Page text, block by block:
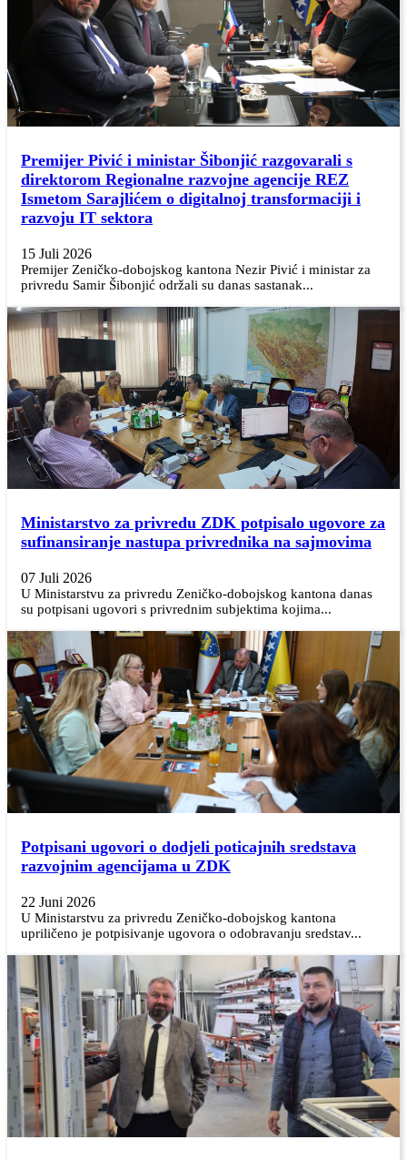
Premijer Pivić i ministar Šibonjić razgovarali s
direktorom Regionalne razvojne agencije REZ
Ismetom Sarajlićem o digitalnoj transformaciji i
razvoju IT sektora
15 Juli 2026
Premijer Zeničko-dobojskog kantona Nezir Pivić i ministar za
privredu Samir Šibonjić održali su danas sastanak...
Ministarstvo za privredu ZDK potpisalo ugovore za
sufinansiranje nastupa privrednika na sajmovima
07 Juli 2026
U Ministarstvu za privredu Zeničko-dobojskog kantona danas
su potpisani ugovori s privrednim subjektima kojima...
Potpisani ugovori o dodjeli poticajnih sredstava
razvojnim agencijama u ZDK
22 Juni 2026
U Ministarstvu za privredu Zeničko-dobojskog kantona
upriličeno je potpisivanje ugovora o odobravanju sredstav...